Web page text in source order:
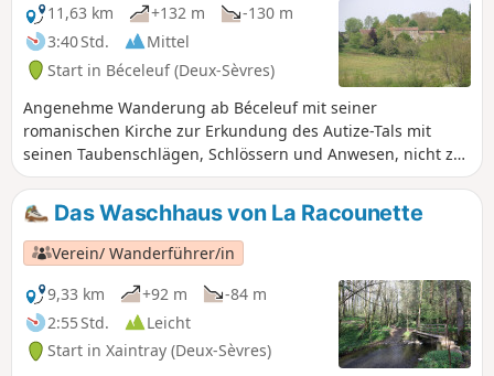
11,63 km
+132 m
-130 m
3:40 Std.
Mittel
Start in Béceleuf (Deux-Sèvres)
Angenehme Wanderung ab Béceleuf mit seiner
romanischen Kirche zur Erkundung des Autize-Tals mit
seinen Taubenschlägen, Schlössern und Anwesen, nicht zu
vergessen die zahlreichen Waschhäuser und Mühlen dieser
an Kulturerbe und Natur reichen Gegend, wie die Eiche von
Pouzay. Verpassen Sie während der Wanderung nicht die
Barrières de Gâtine, Zeugen der Vergangenheit.
Das Waschhaus von La Racounette
Verein/ Wanderführer/in
9,33 km
+92 m
-84 m
2:55 Std.
Leicht
Start in Xaintray (Deux-Sèvres)